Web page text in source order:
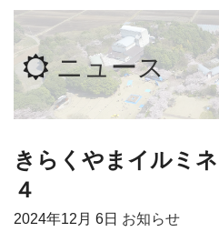
ニュース
きらくやまイルミ
４
2024年12月 6日 お知らせ